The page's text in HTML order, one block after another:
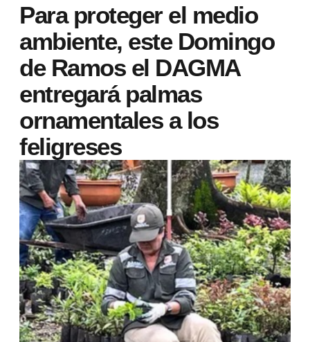
Para proteger el medio
ambiente, este Domingo
de Ramos el DAGMA
entregará palmas
ornamentales a los
feligreses